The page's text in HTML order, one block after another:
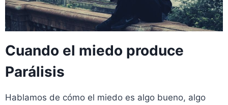
Cuando el miedo produce
Parálisis
Hablamos de cómo el miedo es algo bueno, algo